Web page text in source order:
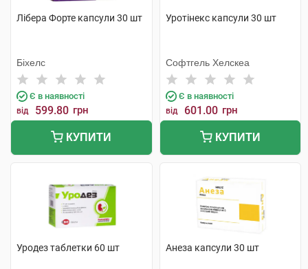
Лібера Форте капсули 30 шт
Біхелс
Є в наявності
від 599.80 грн
КУПИТИ
Уротінекс капсули 30 шт
Софтгель Хелскеа
Є в наявності
від 601.00 грн
КУПИТИ
Уродез таблетки 60 шт Анеза капсули 30 шт